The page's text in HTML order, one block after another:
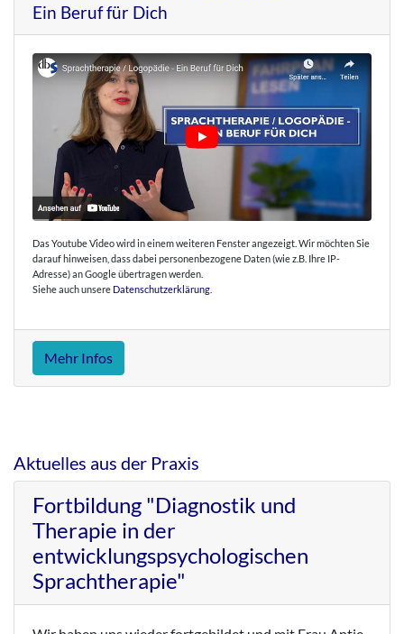
Ein Beruf für Dich
Das Youtube Video wird in einem weiteren Fenster angezeigt. Wir möchten Sie
darauf hinweisen, dass dabei personenbezogene Daten (wie z.B. Ihre IP-
Adresse) an Google übertragen werden.
Siehe auch unsere Datenschutzerklärung
Mehr Infos
Aktuelles aus der Praxis
Fortbildung "Diagnostik und
Therapie in der
entwicklungspsychologischen
Sprachtherapie"